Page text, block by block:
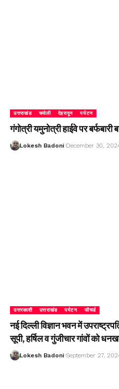
उत्तराखंड चमोली देहरादून पर्यटन
गंगोत्री यमुनोत्री हाईवे पर बर्फबारी
Lokesh Badoni December 30,
उत्तरकाशी उत्तराखंड पर्यटन फीचर्ड
नई दिल्ली विज्ञान भवन में
सूपी, हर्षिल व गुंजीचार गांवों को
Lokesh Badoni September 27,